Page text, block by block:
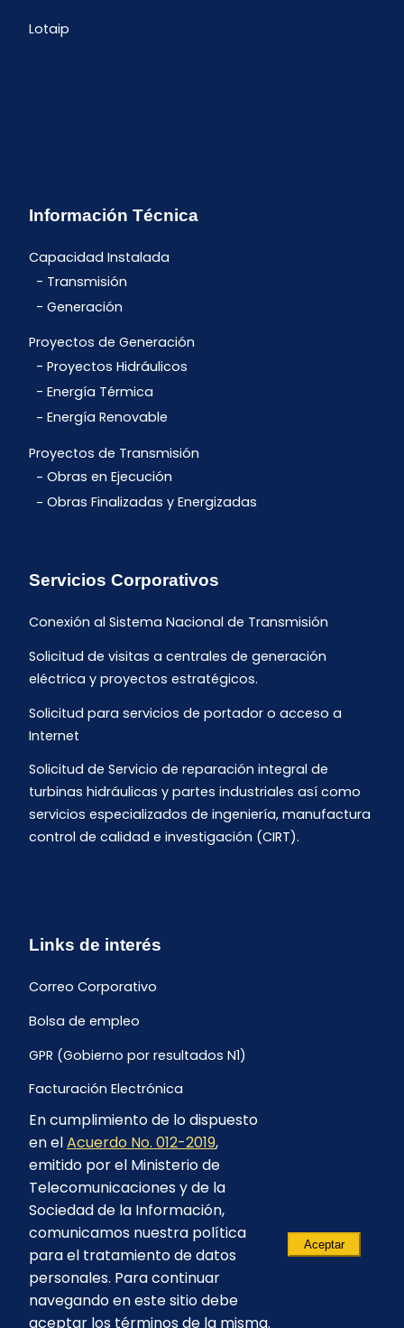
Lotaip
Información Técnica
Capacidad Instalada
Transmisión
Generación
Proyectos de Generación
Proyectos Hidráulicos
Energía Térmica
Energía Renovable
Proyectos de Transmisión
Obras en Ejecución
Obras Finalizadas y Energizadas
Servicios Corporativos
Conexión al Sistema Nacional de Transmisión
Solicitud de visitas a centrales de generación
eléctrica y proyectos estratégicos.
Solicitud para servicios de portador o acceso a
Internet
Solicitud de Servicio de reparación integral de
turbinas hidráulicas y partes industriales así como
servicios especializados de ingeniería, manufactura
control de calidad e investigación (CIRT).
Links de interés
Correo Corporativo
Bolsa de empleo
GPR (Gobierno por resultados N1)
Facturación Electrónica
Archivo Histórico de Facturación
Portal Ambiental y Social
Proyecto Geotérmico Chachimbiro
Contratación consultoría mediante “Lista Corta”
Reglamento de Procesos Asociativos
En cumplimiento de lo dispuesto
en elAcuerdo No. 012-2019,
emitido por el Ministerio de
Telecomunicaciones y de la
Sociedad de la Información,
comunicamos nuestra política
para el tratamiento de datos
personales. Para continuar
navegando en este sitio debe
aceptar los términos de la misma.
Aceptar